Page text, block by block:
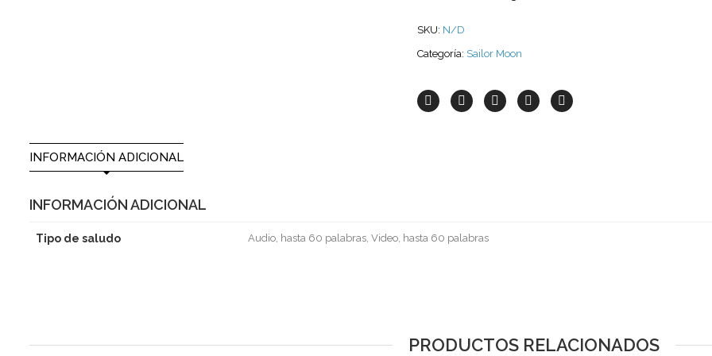
SKU: N/D
Categoría: Sailor Moon
INFORMACIÓN ADICIONAL
INFORMACIÓN ADICIONAL
Tipo de saludo Audio, hasta 60 palabras, Video, hasta 60 palabras
PRODUCTOS RELACIONADOS